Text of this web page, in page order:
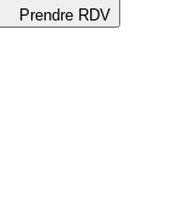
Prendre RDV